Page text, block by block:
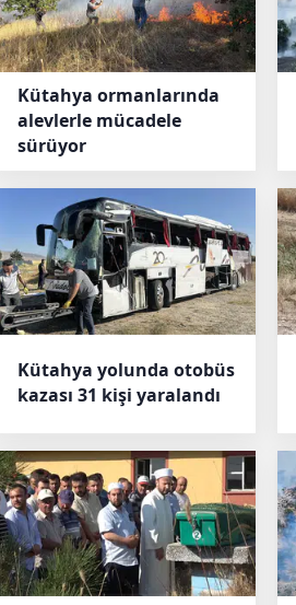
Kütahya ormanlarında
alevlerle mücadele
sürüyor
Kütahya yolunda otobüs
kazası 31 kişi yaralandı